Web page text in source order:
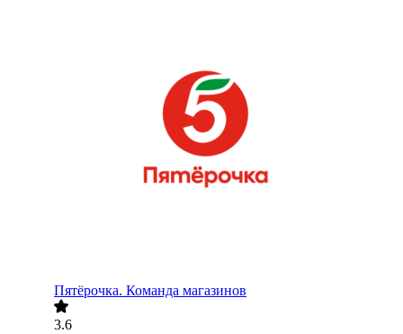
Пятёрочка. Команда магазинов
3.6